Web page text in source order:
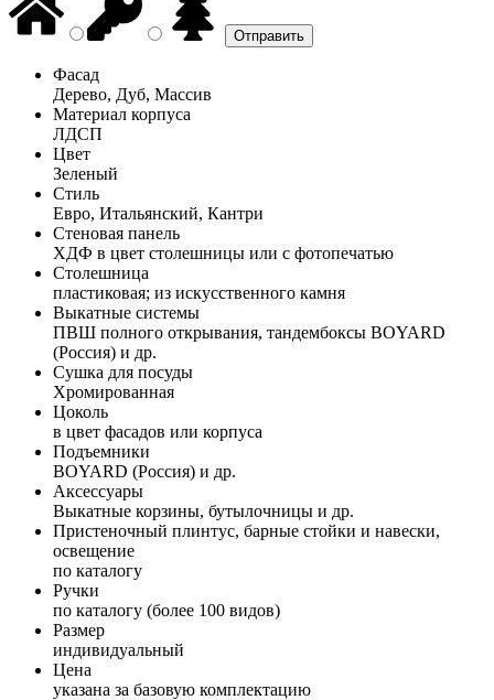
Фасад
Дерево, Дуб, Массив
Материал корпуса
ЛДСП
Цвет
Зеленый
Стиль
Евро, Итальянский, Кантри
Стеновая панель
ХДФ в цвет столешницы или с фотопечатью
Столешница
пластиковая; из искусственного камня
Выкатные системы
ПВШ полного открывания, тандембоксы BOYARD
(Россия) и др.
Сушка для посуды
Хромированная
Цоколь
в цвет фасадов или корпуса
Подъемники
BOYARD (Россия) и др.
Аксессуары
Выкатные корзины, бутылочницы и др.
Пристеночный плинтус, барные стойки и навески,
освещение
по каталогу
Ручки
по каталогу (более 100 видов)
Размер
индивидуальный
Цена
указана за базовую комплектацию